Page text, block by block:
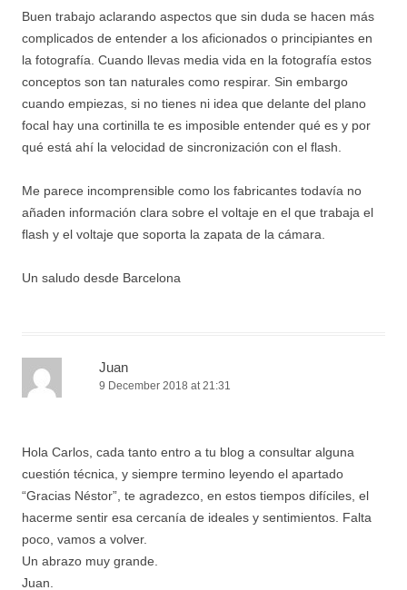
Buen trabajo aclarando aspectos que sin duda se hacen más
complicados de entender a los aficionados o principiantes en
la fotografía. Cuando llevas media vida en la fotografía estos
conceptos son tan naturales como respirar. Sin embargo
cuando empiezas, si no tienes ni idea que delante del plano
focal hay una cortinilla te es imposible entender qué es y por
qué está ahí la velocidad de sincronización con el flash.
Me parece incomprensible como los fabricantes todavía no
añaden información clara sobre el voltaje en el que trabaja el
flash y el voltaje que soporta la zapata de la cámara.
Un saludo desde Barcelona
Juan
9 December 2018 at 21:31
Hola Carlos, cada tanto entro a tu blog a consultar alguna
cuestión técnica, y siempre termino leyendo el apartado
“Gracias Néstor”, te agradezco, en estos tiempos difíciles, el
hacerme sentir esa cercanía de ideales y sentimientos. Falta
poco, vamos a volver.
Un abrazo muy grande.
Juan.